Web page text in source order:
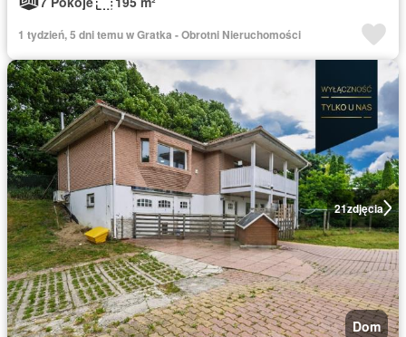
1 tydzień, 5 dni temu w Gratka - Obrotni Nieruchomości
21zdjęcia
Dom